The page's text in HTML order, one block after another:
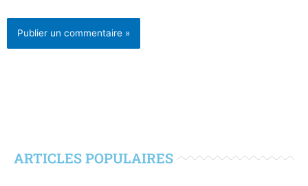
ARTICLES POPULAIRES